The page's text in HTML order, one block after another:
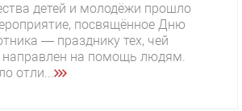
детей и молодёжи прошло
посвящённое Дню
— празднику тех, чей
направлен на помощь людям.
отли...